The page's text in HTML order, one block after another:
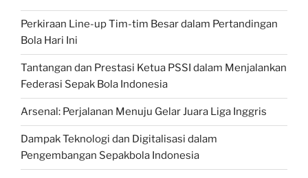
Perkiraan Line-up Tim-tim Besar dalam Pertandingan
Bola Hari Ini
Tantangan dan Prestasi Ketua PSSI dalam Menjalankan
Federasi Sepak Bola Indonesia
Arsenal: Perjalanan Menuju Gelar Juara Liga Inggris
Dampak Teknologi dan Digitalisasi dalam
Pengembangan Sepakbola Indonesia